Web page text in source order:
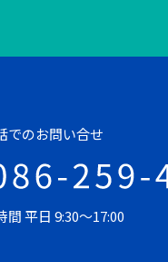
でのお問い合せ
間 平日 9:30～17:00